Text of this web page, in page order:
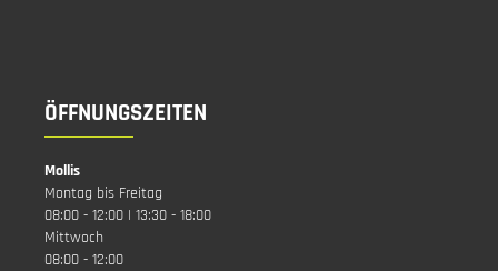
ÖFFNUNGSZEITEN
Mollis
Montag bis Freitag
08:00 - 12:00 | 13:30 - 18:00
Mittwoch
08:00 - 12:00